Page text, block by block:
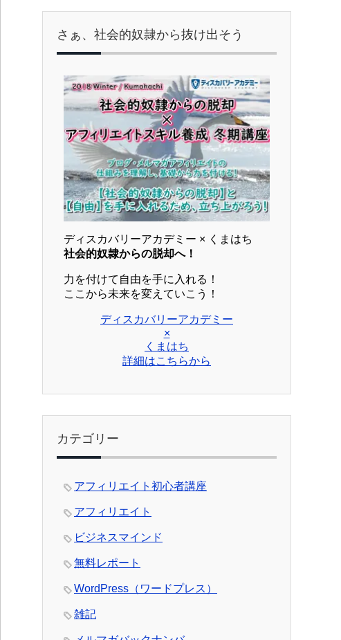
さぁ、社会的奴隷から抜け出そう
ディスカバリーアカデミー × くまはち
社会的奴隷からの脱却へ！
力を付けて自由を手に入れる！
ここから未来を変えていこう！
ディスカバリーアカデミー
×
くまはち
詳細はこちらから
カテゴリー
アフィリエイト初心者講座
アフィリエイト
ビジネスマインド
無料レポート
WordPress（ワードプレス）
雑記